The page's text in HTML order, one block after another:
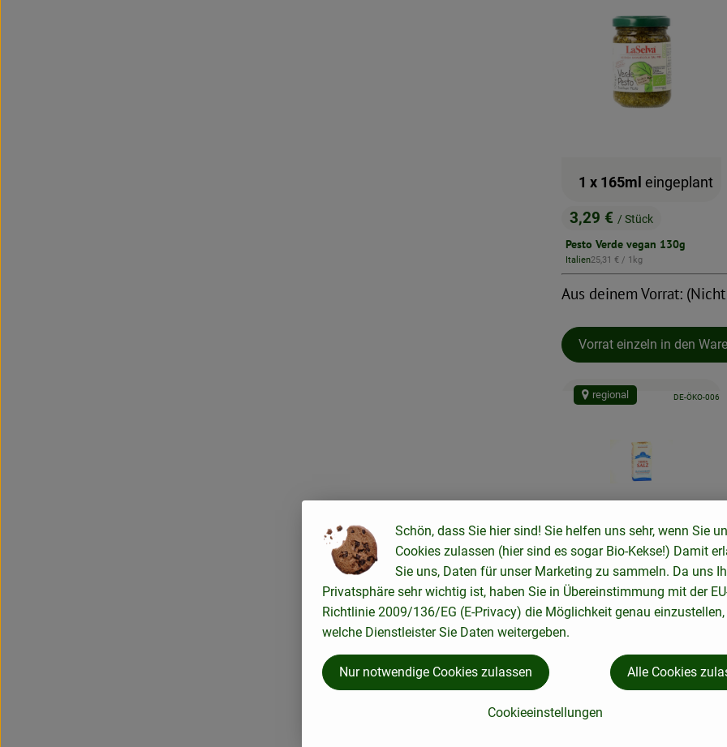
, Preis:
3,29 € / Stück
Pesto Verde vegan 130g
, Herkunft:
Italien, Referenzpreis:
25,31 € / 1kg
1 x 165ml eingeplant
Aus deinem Vorrat:
Vorrat einzeln in den
, Preis:
2,09 €/ Stück
Salz fein Saline 500g
, Herkunft:
Deutschland
1 Stückeingeplant
, Kontrollstelle:
DE-ÖKO-006
regional
regional
Schön, dass Sie hier sind! Sie helfen uns sehr, wenn Sie
Cookies zulassen (hier sind es sogar Bio-Kekse!) Damit
Sie uns, Daten für unser Marketing zu sammeln. Da uns
Privatsphäre sehr wichtig ist, haben Sie in Übereinstimmung mit der
Richtlinie 2009/136/EG (E-Privacy) die Möglichkeit genau einzustellen,
welche Dienstleister Sie Daten weitergeben.
Cookieeinstellungen
Nur notwendige Cookies zulassen Alle Cookies